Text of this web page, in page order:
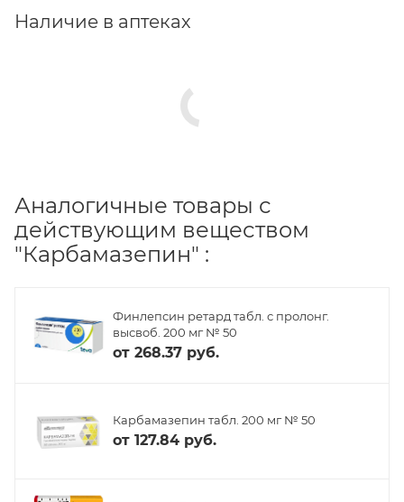
Наличие в аптеках
Аналогичные товары с
действующим веществом
"Карбамазепин" :
Финлепсин ретард табл. с пролонг.
высвоб. 200 мг № 50
от 268.37 руб.
Карбамазепин табл. 200 мг № 50
от 127.84 руб.